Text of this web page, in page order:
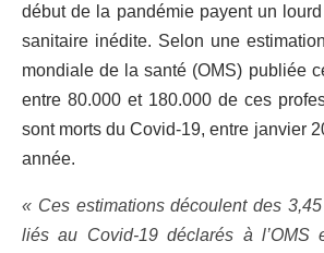
début de la pandémie payent un
sanitaire inédite. Selon une
mondiale de la santé (OMS) publiée
entre 80.000 et 180.000 de ces
sont morts du Covid-19, entre janvier
année.
« Ces estimations découlent des
liés au Covid-19 déclarés à